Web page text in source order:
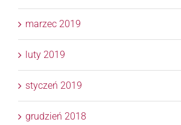
marzec 2019
luty 2019
styczeń 2019
grudzień 2018